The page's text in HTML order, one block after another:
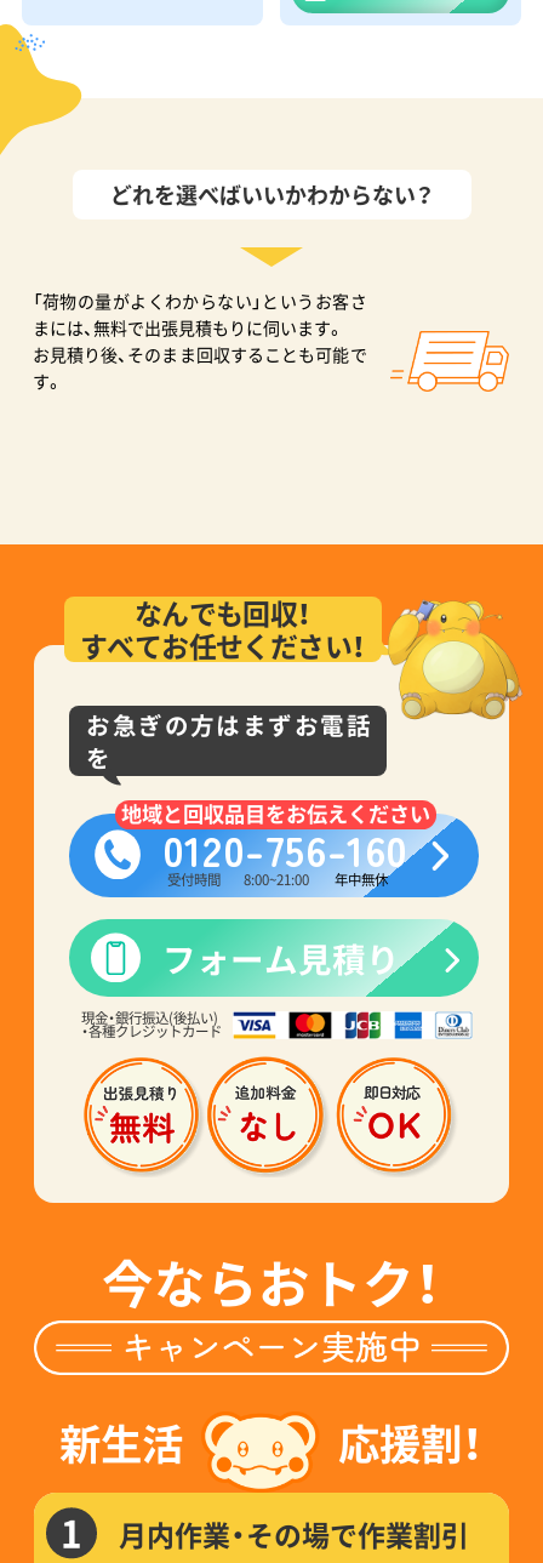
どれを選べばいいかわからない？
「荷物の量がよくわからない」というお客さ
まには、無料で出張見積もりに伺います。
お見積り後、そのまま回収することも可能で
す。
なんでも回収！
すべてお任せください！
お急ぎの方はまずお電話
を
0120-756-160
地域と回収品目をお伝えください
受付時間 8:00~21:00 年中無休
フォーム見積り
現金・銀行振込(後払い)
・各種クレジットカード
今ならおトク！
新生活 応援割！
月内作業・その場で作業割引
1